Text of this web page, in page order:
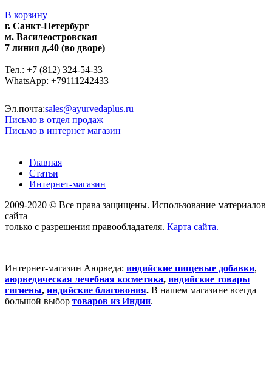
В корзину
г. Санкт-Петербург
м. Василеостровская
7 линия д.40 (во дворе)
Тел.: +7 (812) 324-54-33
WhatsApp: +79111242433
Эл.почта:sales@ayurvedaplus.ru
Письмо в отдел продаж
Письмо в интернет магазин
Главная
Статьи
Интернет-магазин
2009-2020 © Все права защищены. Использование материалов
сайта
только с разрешения правообладателя. Карта сайта.
Интернет-магазин Аюрведа: индийские пищевые добавки,
аюрведическая лечебная косметика, индийские товары
гигиены, индийские благовония. В нашем магазине всегда
большой выбор товаров из Индии.